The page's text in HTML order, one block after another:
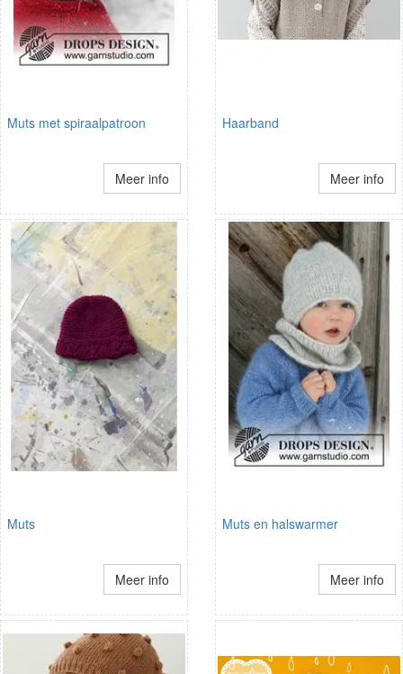
Muts met spiraalpatroon
Meer info
Haarband
Meer info
Muts
Meer info
Muts en halswarmer
Meer info